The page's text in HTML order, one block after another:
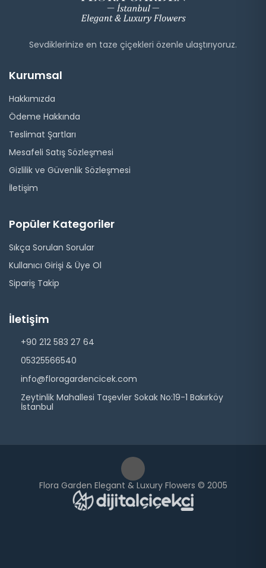
Sevdiklerinize en taze çiçekleri özenle ulaştırıyoruz.
Kurumsal
Hakkımızda
Ödeme Hakkında
Teslimat Şartları
Mesafeli Satış Sözleşmesi
Gizlilik ve Güvenlik Sözleşmesi
İletişim
Popüler Kategoriler
Sıkça Sorulan Sorular
Kullanıcı Girişi & Üye Ol
Sipariş Takip
İletişim
+90 212 583 27 64
05325566540
info@floragardencicek.com
Zeytinlik Mahallesi Taşevler Sokak No:19-1 Bakırköy
İstanbul
Flora Garden Elegant & Luxury Flowers © 2005